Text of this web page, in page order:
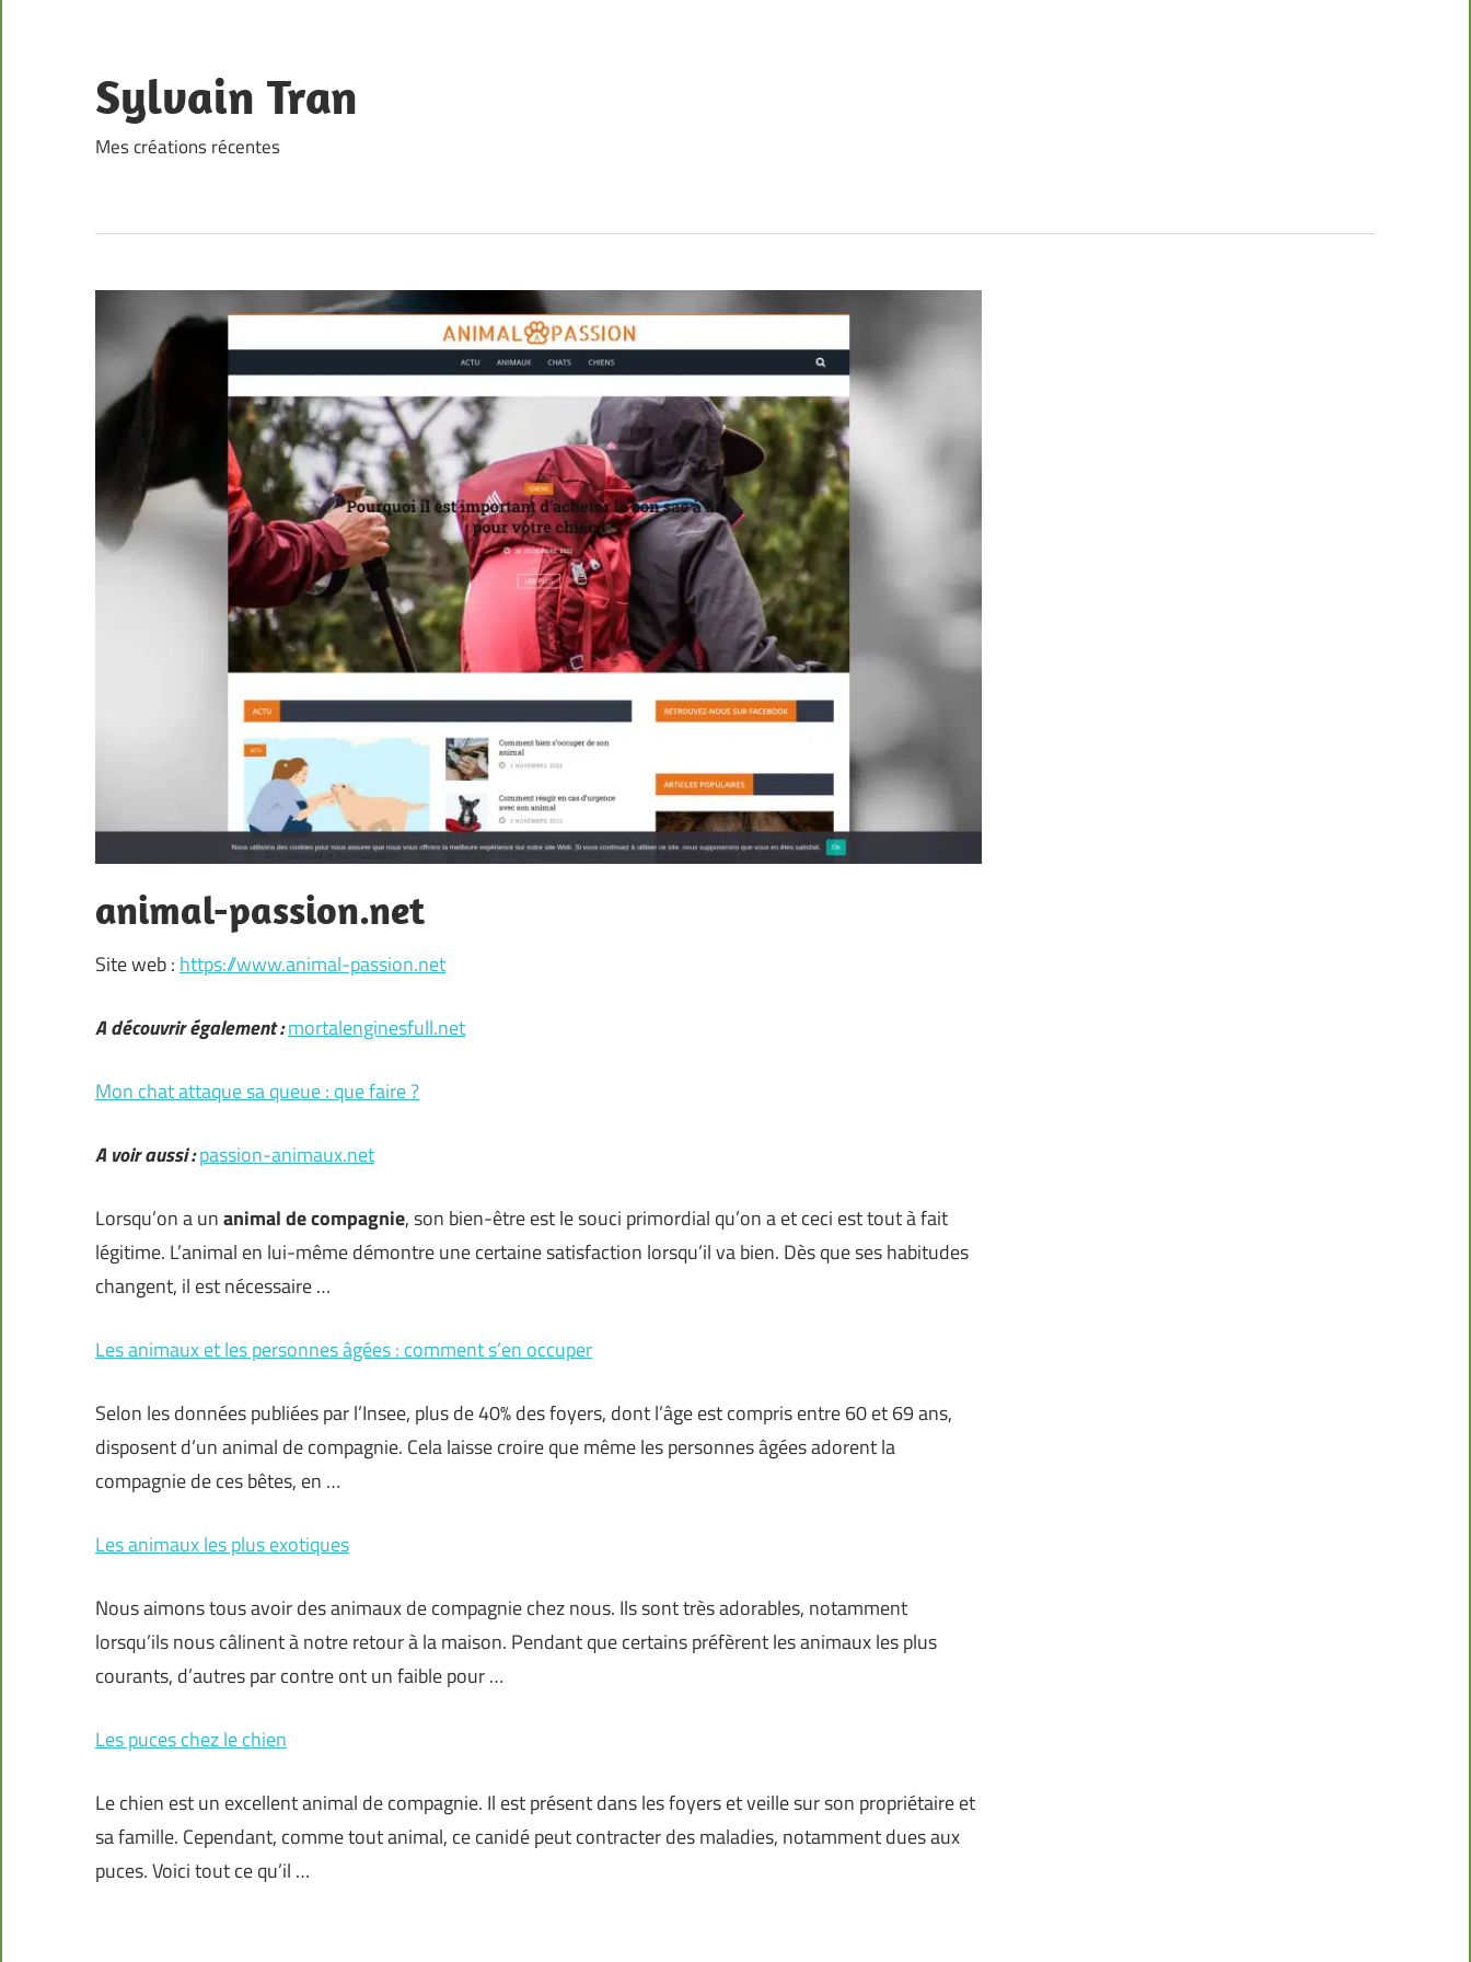
content
Sylvain Tran
Mes créations récentes
animal-passion.net
Site web : https://www.animal-passion.net
A découvrir également :mortalenginesfull.net
Mon chat attaque sa queue : que faire ?
A voir aussi :passion-animaux.net
Lorsqu’on a unanimal de compagnie, son bien-être est le souci primordial qu’on a et ceci est tout à fait
légitime. L’animal en lui-même démontre une certaine satisfaction lorsqu’il va bien. Dès que ses habitudes
changent, il est nécessaire …
Les animaux et les personnes âgées : comment s’en occuper
Selon les données publiées par l’Insee, plus de 40% des foyers, dont l’âge est compris entre 60 et 69 ans,
disposent d’un animal de compagnie. Cela laisse croire que même les personnes âgées adorent la
compagnie de ces bêtes, en …
Les animaux les plus exotiques
Nous aimons tous avoir des animaux de compagnie chez nous. Ils sont très adorables, notamment
lorsqu’ils nous câlinent à notre retour à la maison. Pendant que certains préfèrent les animaux les plus
courants, d’autres par contre ont un faible pour …
Les puces chez le chien
Le chien est un excellent animal de compagnie. Il est présent dans les foyers et veille sur son propriétaire et
sa famille. Cependant, comme tout animal, ce canidé peut contracter des maladies, notamment dues aux
puces. Voici tout ce qu’il …